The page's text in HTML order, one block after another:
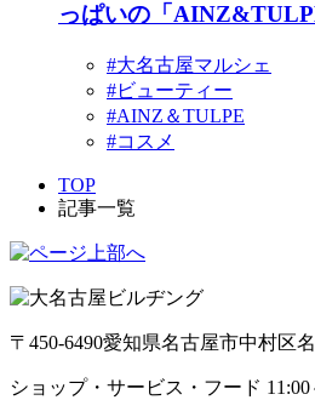
っぱいの「
#大名古屋マルシェ
#ビューティー
#AINZ＆TULPE
#コスメ
TOP
記事一覧
〒450-6490愛知県名古屋市中村区
ショップ・サービス・フード 11:00